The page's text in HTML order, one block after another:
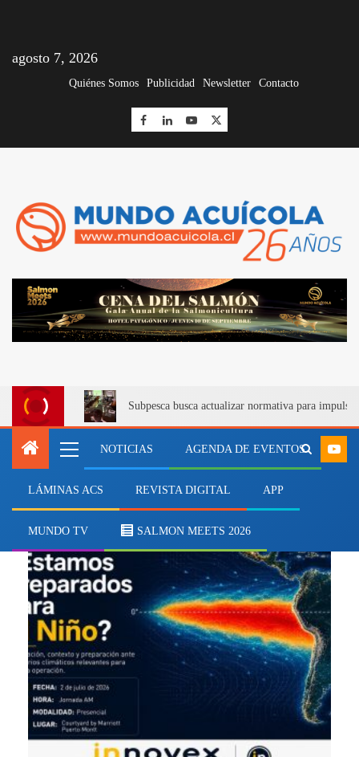
agosto 7, 2026
Quiénes Somos Publicidad Newsletter Contacto
Subpesca busca actualizar normativa para
NOTICIAS AGENDA DE EVENTOS
LÁMINAS ACS REVISTA DIGITAL APP
MUNDO TV SALMON MEETS 2026
floraciones algales